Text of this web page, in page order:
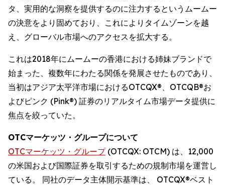
タ、実用的な洞察を提供するのに注力するというムームー
の決意をより固めており、これによりタイムゾーンを越
え、グローバル市場へのアクセスを拡大する。
これは2018年にムームーの香港における姉妹ブランドで
始まった、複数年にわたる関係を発展させたものであり、
当初はアジア太平洋市場におけるOTCQX®、OTCQB®お
よびピンク (Pink®) 証券のリアルタイム市場データ提供に
焦点を絞っていた。
OTCマーケッツ・グループについて
OTCマーケッツ・グループ(OTCQX: OTCM) は、12,000
の米国および国際証券を取引するための規制市場を運営し
ている。 同社のデータ主体開示基準は、 OTCQX®ベスト